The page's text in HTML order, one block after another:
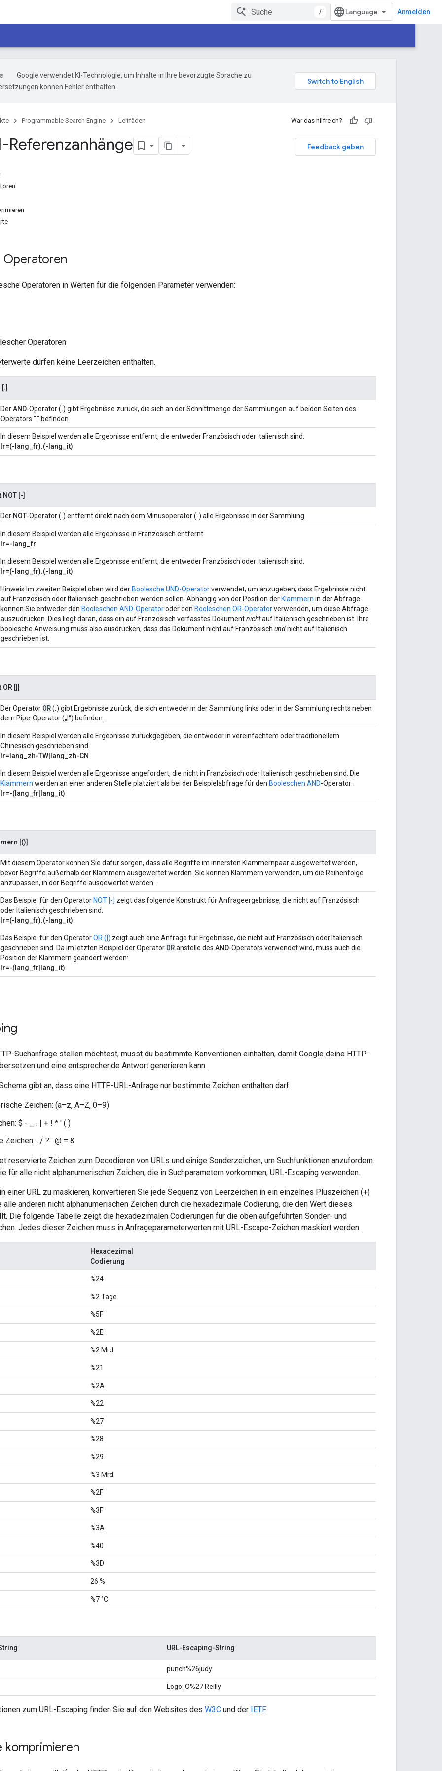
/ Anmelden
Google verwendet KI-Technologie, um Inhalte in Ihre bevorzugte Sprache zu
können Fehler enthalten.
Programmable Search Engine Leitfäden War das hilfreich?
Feedback geben
Referenzanhänge
Operatoren
Operatoren in Werten für die folgenden Parameter verwenden:
Operatoren
dürfen keine Leerzeichen enthalten.
DerAND-Operator (.) gibt Ergebnisse zurück, die sich an der Schnittmenge der Sammlungen auf beiden Seiten des
Operators "." befinden.
In diesem Beispiel werden alle Ergebnisse entfernt, die entweder Französisch oder Italienisch sind:
lr=(-lang_fr).(-lang_it)
NOT [-]
Der NOT-Operator (.) entfernt direkt nach dem Minusoperator (-) alle Ergebnisse in der Sammlung.
In diesem Beispiel werden alle Ergebnisse in Französisch entfernt:
lr=-lang_fr
In diesem Beispiel werden alle Ergebnisse entfernt, die entweder Französisch oder Italienisch sind:
lr=(-lang_fr).(-lang_it)
Hinweis:Im zweiten Beispiel oben wird der Boolesche UND-Operatorverwendet, um anzugeben, dass Ergebnisse nicht
auf Französisch oder Italienisch geschrieben werden sollen. Abhängig von der Position der Klammern in der Abfrage
können Sie entweder den Booleschen AND-Operatoroder den Booleschen OR-Operatorverwenden, um diese Abfrage
auszudrücken. Dies liegt daran, dass ein auf Französisch verfasstes Dokumentnichtauf Italienisch geschrieben ist. Ihre
boolesche Anweisung muss also ausdrücken, dass das Dokument nicht auf Französisch undnicht auf Italienisch
geschrieben ist.
[|]
Der Operator OR(.) gibt Ergebnisse zurück, die sich entweder in der Sammlung links oder in der Sammlung rechts neben
dem Pipe-Operator („ “) befinden.
In diesem Beispiel werden alle Ergebnisse zurückgegeben, die entweder in vereinfachtem oder traditionellem
Chinesisch geschrieben sind:
lr=lang_zh-TW|lang_zh-CN
In diesem Beispiel werden alle Ergebnisse angefordert, die nicht in Französisch oder Italienisch geschrieben sind. Die
Klammern werden an einer anderen Stelle platziert als bei der Beispielabfrage für den Booleschen AND-Operator:
lr=-(lang_fr|lang_it)
[()]
Mit diesem Operator können Sie dafür sorgen, dass alle Begriffe im innersten Klammernpaar ausgewertet werden,
bevor Begriffe außerhalb der Klammern ausgewertet werden. Sie können Klammern verwenden, um die Reihenfolge
anzupassen, in der Begriffe ausgewertet werden.
Das Beispiel für den Operator NOT [-] zeigt das folgende Konstrukt für Anfrageergebnisse, die nicht auf Französisch
oder Italienisch geschrieben sind:
lr=(-lang_fr).(-lang_it)
Das Beispiel für den OperatorOR (|) zeigt auch eine Anfrage für Ergebnisse, die nicht auf Französisch oder Italienisch
geschrieben sind. Da im letzten Beispiel der Operator ORanstelle des AND-Operators verwendet wird, muss auch die
Position der Klammern geändert werden:
lr=-(lang_fr|lang_it)
Suchanfrage stellen möchtest, musst du bestimmte Konventionen einhalten, damit Google deine HTTP-
und eine entsprechende Antwort generieren kann.
Schema gibt an, dass eine HTTP-URL-Anfrage nur bestimmte Zeichen enthalten darf:
Zeichen: (a–z, A–Z, 0–9)
$ - _ . | + ! * ' ( )
Zeichen: ; / ? : @ = &
reservierte Zeichen zum Decodieren von URLs und einige Sonderzeichen, um Suchfunktionen anzufordern.
für alle nicht alphanumerischen Zeichen, die in Suchparametern vorkommen, URL-Escaping verwenden.
in einer URL zu maskieren, konvertieren Sie jede Sequenz von Leerzeichen in ein einzelnes Pluszeichen (+)
alle anderen nicht alphanumerischen Zeichen durch die hexadezimale Codierung, die den Wert dieses
Die folgende Tabelle zeigt die hexadezimalen Codierungen für die oben aufgeführten Sonder- und
Jedes dieser Zeichen muss in Anfrageparameterwerten mit URL-Escape-Zeichen maskiert werden.
Hexadezimal
Codierung
%24
%2 Tage
%5F
%2E
%2 Mrd.
%21
%2A
%22
%27
%28
%29
%3 Mrd.
%2F
%3F
%3A
%40
%3D
26 %
%7 °C
URL-Escaping-String
punch%26judy
Logo: O%27 Reilly
zum URL-Escaping finden Sie auf den Websites des W3C und der IETF.
komprimieren